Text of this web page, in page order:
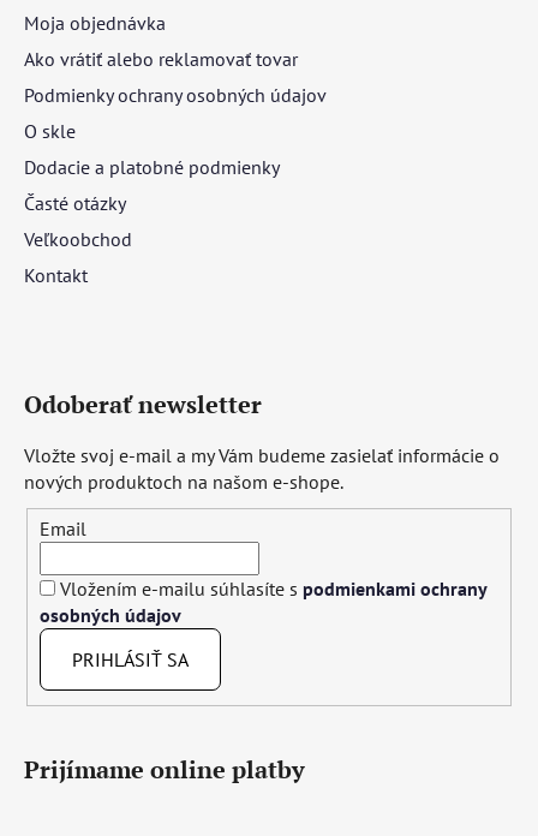
Moja objednávka
Ako vrátiť alebo reklamovať tovar
Podmienky ochrany osobných údajov
O skle
Dodacie a platobné podmienky
Časté otázky
Veľkoobchod
Kontakt
Odoberať newsletter
Vložte svoj e-mail a my Vám budeme zasielať informácie o
nových produktoch na našom e-shope.
Email
Vložením e-mailu súhlasíte s podmienkami ochrany
osobných údajov
PRIHLÁSIŤ SA
Prijímame online platby